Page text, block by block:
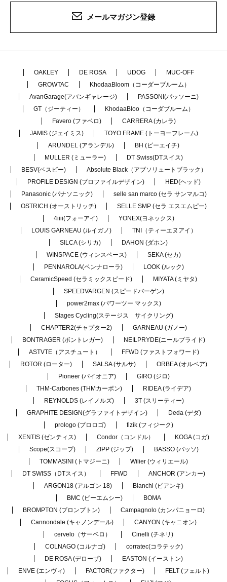
メールマガジン登録
OAKLEY DE ROSA UDOG
MUC-OFF
GROWTAC
KhodaaBloom（コーダーブルーム）
AvanGarage(アバンギャレージ)
PASSONI(パッソーニ)
GT（ジーティー）
KhodaaBloo（コーダブルーム）
Favero (ファベロ)
CARRERA (カレラ)
JAMIS (ジェイミス)
TOYO FRAME (トーヨーフレーム)
ARUNDEL (アランデル)
BH (ビーエイチ)
MULLER (ミューラー)
DT Swiss(DTスイス)
BESV(ベスビー)
Absolute Black（アブソリュートブラック）
PROFILE DESIGN (プロファイルデザイン)
HED(ヘッド)
Panasonic (パナソニック)
selle san marco (セラ サンマルコ)
OSTRICH (オーストリッチ)
SELLE SMP (セラ エスエムピー)
4iiii(フォーアイ)
YONEX(ヨネックス)
LOUIS GARNEAU (ルイガノ)
TNI（ティーエヌアイ）
SILCA (シリカ)
DAHON (ダホン)
WINSPACE (ウィンスペース)
SEKA (セカ)
PENNAROLA(ペンナローラ)
LOOK (ルック)
CeramicSpeed (セラミックスピード)
MIYATA (ミヤタ)
SPEEDVARGEN (スピードバーゲン)
power2max (パワーツー マックス)
Stages Cycling(ステージス サイクリング)
CHAPTER2(チャプター2)
GARNEAU (ガノー)
BONTRAGER (ボントレガー)
NEILPRYDE(ニールプライド)
ASTVTE（アスチュート）
FFWD (ファストフォワード)
ROTOR (ローター)
SALSA (サルサ)
ORBEA (オルベア)
Pioneer (パイオニア)
GIRO (ジロ)
THM-Carbones (THMカーボン)
RIDEA (ライデア)
REYNOLDS (レイノルズ)
3T (スリーティー)
GRAPHITE DESIGN(グラファイトデザイン)
Deda (デダ)
prologo (プロロゴ)
fizik (フィジーク)
XENTIS (ゼンティス)
Condor（コンドル）
KOGA (コガ)
Scope(スコープ)
ZIPP (ジップ)
BASSO (バッソ)
TOMMASINI (トマジーニ)
Wilier (ウィリエール)
DT SWISS（DTスイス）
FFWD
ANCHOR (アンカー)
ARGON18 (アルゴン 18)
Bianchi (ビアンキ)
BMC (ビーエムシー)
BOMA
BROMPTON (ブロンプトン)
Campagnolo (カンパニョーロ)
Cannondale (キャノンデール)
CANYON (キャニオン)
cervelo（サーベロ）
Cinelli (チネリ)
COLNAGO (コルナゴ)
corratec(コラテック)
DE ROSA (デローザ)
EASTON (イーストン)
ENVE (エンヴィ)
FACTOR(ファクター)
FELT (フェルト)